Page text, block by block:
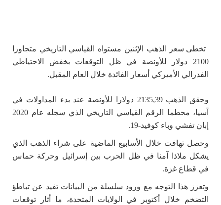
تخطى سعر الذهب الإثنين مستواه القياسي التاريخي متجاوزا
2100 دولار للأونصة في ظل التوقعات بخفض الاحتياطي
الفدرالي الأميركي أسعار الفائدة خلال العام المقبل.
وحقق الذهب 2135,39 دولارا للأونصة عند بدء المداولات في
آسيا، محطما الرقم القياسي التاريخي الذي سجله عام 2020
إبان تفشي وباء كوفيد-19.
وحصل تهافت خلال الأسابيع الماضية على شراء الذهب الذي
يشكل ملاذا آمنا في ظل الحرب بين إسرائيل وحركة حماس
في قطاع غزة.
وتعزز هذا التوجه مع ورود سلسلة من البيانات تفيد عن تباطؤ
التضخم خلال أكتوبر في الولايات المتحدة، ما أثار توقعات